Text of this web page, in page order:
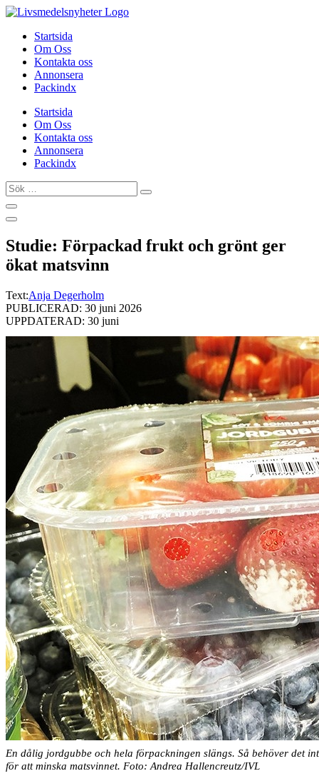
Hoppa
innehållStartsida
Om Oss
Kontakta oss
Annonsera
Packindx
Startsida
Om Oss
Kontakta oss
Annonsera
Packindx
Sök
…
Studie: Förpackad frukt och grönt ger
ökat matsvinn
Text:Anja Degerholm
PUBLICERAD: 30 juni 2026
UPPDATERAD: 30 juni
En dålig jordgubbe och hela förpackningen slängs. Så behöver det
för att minska matsvinnet. Foto: Andrea Hallencreutz/IVL